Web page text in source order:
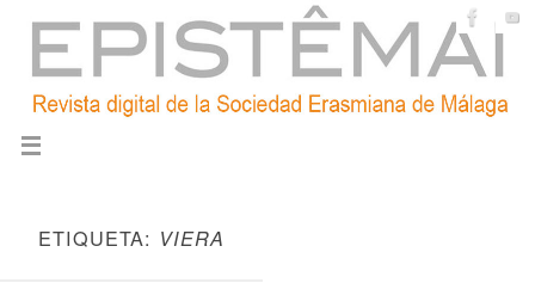
ETIQUETA: VIERA